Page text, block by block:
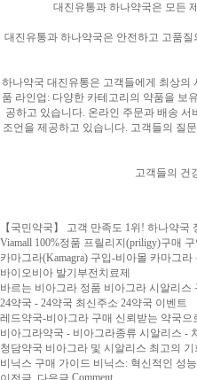
대진유통과 하나약국은 모든
대진유통과 하나약국은 안전하고 고품
하나약국 대진유통은 고객들에게 최상의
품 라인업: 다양한 카테고리의 약품을 보
공하고 있습니다. 온라인 주문과 배송
조언을 제공하고 있습니다. 고객들의 질
고객들의 건
【국민약국】 고객 만족도 1위! 하나약국
Viamall 100%정품 프릴리지(priligy)구매
카마그라(Kamagra) 구입-비아몰 카마그
바이오비아 발기부전치료제
바르는 비아그라 정품 비아그라 시알리스
24약국 - 24약국 최신주소 24약국 이벤트
레드약국-비아그라 구매 신뢰받는 약국
비아그라약국 - 비아그라종류 시알리스 -
청담약국 비아그라 및 시알리스 최고의 기
비닉스 구매 가이드 비닉스: 혁신적인 성
Comment